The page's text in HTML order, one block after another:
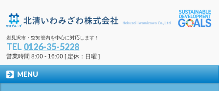
岩見沢市・空知管内を中心に対応します！
TEL 0126-35-5228
営業時間 8:00 - 16:00 [ 定休：日曜 ]
MENU